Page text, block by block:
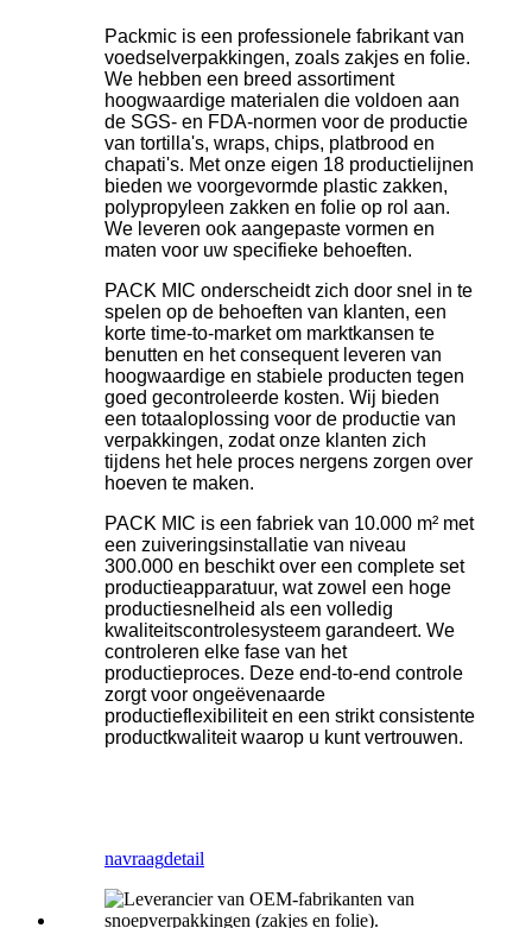
Packmic is een professionele fabrikant van
voedselverpakkingen, zoals zakjes en folie.
We hebben een breed assortiment
hoogwaardige materialen die voldoen aan
de SGS- en FDA-normen voor de productie
van tortilla's, wraps, chips, platbrood en
chapati's. Met onze eigen 18 productielijnen
bieden we voorgevormde plastic zakken,
polypropyleen zakken en folie op rol aan.
We leveren ook aangepaste vormen en
maten voor uw specifieke behoeften.
PACK MIC onderscheidt zich door snel in te
spelen op de behoeften van klanten, een
korte time-to-market om marktkansen te
benutten en het consequent leveren van
hoogwaardige en stabiele producten tegen
goed gecontroleerde kosten. Wij bieden
een totaaloplossing voor de productie van
verpakkingen, zodat onze klanten zich
tijdens het hele proces nergens zorgen over
hoeven te maken.
PACK MIC is een fabriek van 10.000 m² met
een zuiveringsinstallatie van niveau
300.000 en beschikt over een complete set
productieapparatuur, wat zowel een hoge
productiesnelheid als een volledig
kwaliteitscontrolesysteem garandeert. We
controleren elke fase van het
productieproces. Deze end-to-end controle
zorgt voor ongeëvenaarde
productieflexibiliteit en een strikt consistente
productkwaliteit waarop u kunt vertrouwen.
navraagdetail